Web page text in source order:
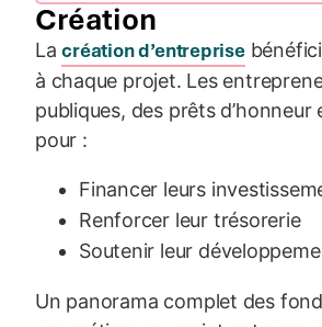
Création
Lacréation d’entreprise
à chaque projet. Les
publiques, des prêts
pour :
Financer leurs
Renforcer leur trésorerie
Soutenir leur
Un panorama complet des